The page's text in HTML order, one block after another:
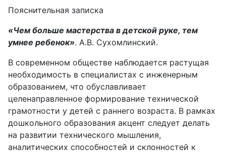
Пояснительная записка
«Чем больше мастерства в детской руке, тем
умнее ребенок». А.В. Сухомлинский.
В современном обществе наблюдается растущая
необходимость в специалистах с инженерным
образованием, что обуславливает
целенаправленное формирование технической
грамотности у детей с раннего возраста. В рамках
дошкольного образования акцент следует делать
на развитии технического мышления,
аналитических способностей и склонностей к